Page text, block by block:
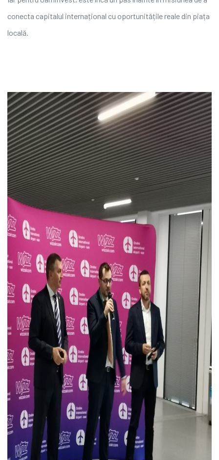
conecta capitalul internațional cu oportunitățile reale din piața
locală.